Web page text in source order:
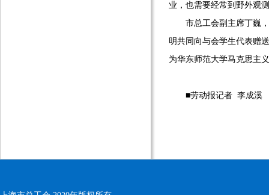
业，也需要经常到野外观
市总工会副主席丁巍，
明共同向与会学生代表赠
为华东师范大学马克思主
■劳动报记者 李成溪